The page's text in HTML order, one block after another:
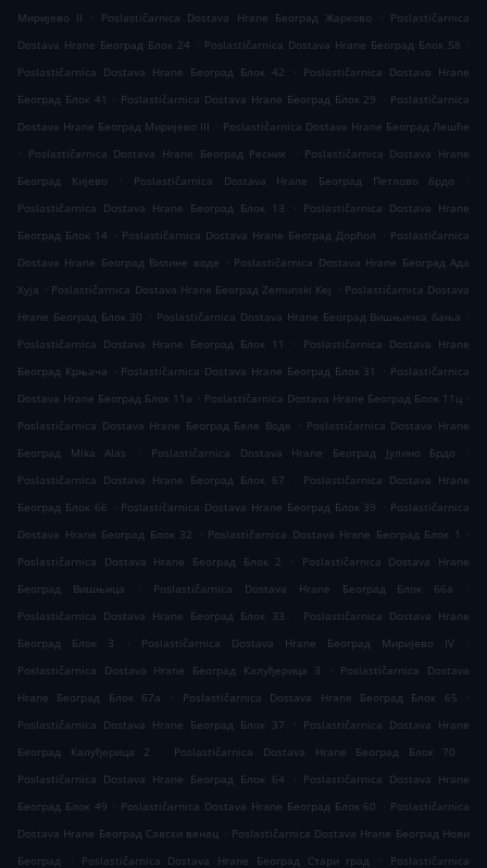
Миријево II
. Poslastičarnica Dostava Hrane Београд Жарково . Poslastičarnica
Dostava Hrane Београд Блок 24 . Poslastičarnica Dostava Hrane Београд Блок 58 .
Poslastičarnica Dostava Hrane Београд Блок 42
. Poslastičarnica Dostava Hrane
Београд Блок 41
. Poslastičarnica Dostava Hrane Београд Блок 29 . Poslastičarnica
Dostava Hrane Београд Миријево III . Poslastičarnica Dostava Hrane Београд Лешће
. Poslastičarnica Dostava Hrane Београд Ресник . Poslastičarnica Dostava Hrane
Београд Кијево
. Poslastičarnica Dostava Hrane Београд Петлово брдо
.
Poslastičarnica Dostava Hrane Београд Блок 13
. Poslastičarnica Dostava Hrane
Београд Блок 14 . Poslastičarnica Dostava Hrane Београд Дорћол . Poslastičarnica
Dostava Hrane Београд Вилине воде . Poslastičarnica Dostava Hrane Београд Ада
Хуја . Poslastičarnica Dostava Hrane Београд Zemunski Kej . Poslastičarnica Dostava
Hrane Београд Блок 30 . Poslastičarnica Dostava Hrane Београд Вишњичка бања .
Poslastičarnica Dostava Hrane Београд Блок 11
. Poslastičarnica Dostava Hrane
Београд Крњача . Poslastičarnica Dostava Hrane Београд Блок 31 . Poslastičarnica
Dostava Hrane Београд Блок 11а . Poslastičarnica Dostava Hrane Београд Блок 11ц .
Poslastičarnica Dostava Hrane Београд Беле Воде . Poslastičarnica Dostava Hrane
Београд Mika Alas
. Poslastičarnica Dostava Hrane Београд Јулино Брдо
.
Poslastičarnica Dostava Hrane Београд Блок 67
. Poslastičarnica Dostava Hrane
Београд Блок 66 . Poslastičarnica Dostava Hrane Београд Блок 39 . Poslastičarnica
Dostava Hrane Београд Блок 32
. Poslastičarnica Dostava Hrane Београд Блок 1
.
Poslastičarnica Dostava Hrane Београд Блок 2
.
Poslastičarnica Dostava Hrane
Београд Вишњица
. Poslastičarnica Dostava Hrane Београд Блок 66а
.
Poslastičarnica Dostava Hrane Београд Блок 33
. Poslastičarnica Dostava Hrane
Београд Блок 3
. Poslastičarnica Dostava Hrane Београд Миријево IV
.
Poslastičarnica Dostava Hrane Београд Калуђерица 3
. Poslastičarnica Dostava
Hrane Београд Блок 67а
. Poslastičarnica Dostava Hrane Београд Блок 65
.
Poslastičarnica Dostava Hrane Београд Блок 37
. Poslastičarnica Dostava Hrane
Београд Калуђерица 2
. Poslastičarnica Dostava Hrane Београд Блок 70
.
Poslastičarnica Dostava Hrane Београд Блок 64
. Poslastičarnica Dostava Hrane
Београд Блок 49 . Poslastičarnica Dostava Hrane Београд Блок 60 . Poslastičarnica
Dostava Hrane Београд Савски венац . Poslastičarnica Dostava Hrane Београд Нови
Београд
. Poslastičarnica Dostava Hrane Београд Стари град .
Poslastičarnica